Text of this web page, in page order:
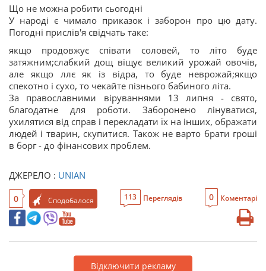
Що не можна робити сьогодні
У народі є чимало приказок і заборон про цю дату.
Погодні прислів'я свідчать таке:
якщо продовжує співати соловей, то літо буде
затяжним;слабкий дощ віщує великий урожай овочів,
але якщо ллє як із відра, то буде неврожай;якщо
спекотно і сухо, то чекайте пізнього бабиного літа.
За православними віруваннями 13 липня - свято,
благодатне для роботи. Заборонено лінуватися,
ухилятися від справ і перекладати їх на інших, ображати
людей і тварин, скупитися. Також не варто брати гроші
в борг - до фінансових проблем.
ДЖЕРЕЛО : UNIAN
0 Сподобалося 113 Переглядів 0 Коментарі
Відключити рекламу